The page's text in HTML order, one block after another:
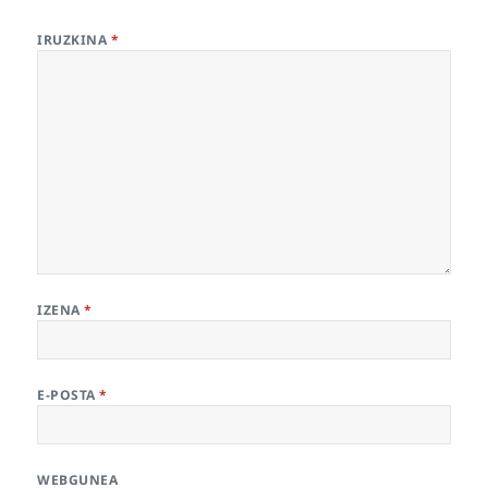
IRUZKINA *
IZENA*
E-POSTA*
WEBGUNEA